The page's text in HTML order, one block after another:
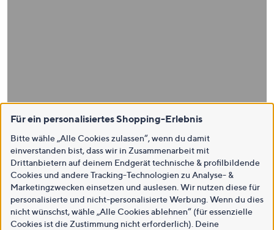
Für ein personalisiertes Shopping-Erlebnis
Bitte wähle „Alle Cookies zulassen“, wenn du damit
einverstanden bist, dass wir in Zusammenarbeit mit
Drittanbietern auf deinem Endgerät technische & profilbildende
Cookies und andere Tracking-Technologien zu Analyse- &
Marketingzwecken einsetzen und auslesen. Wir nutzen diese für
personalisierte und nicht-personalisierte Werbung. Wenn du dies
nicht wünschst, wähle „Alle Cookies ablehnen“ (für essenzielle
Cookies ist die Zustimmung nicht erforderlich). Deine